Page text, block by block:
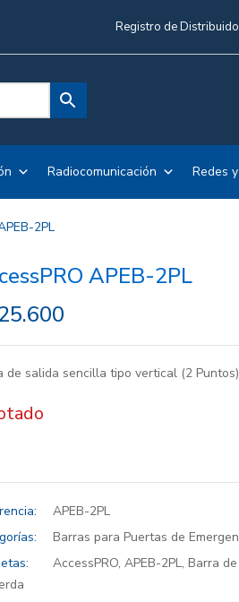
Registro de
Radiocomunicación Redes
2PL
APEB-2PL
de salida sencilla tipo vertical (2
APEB-2PL
Barras para Puertas de
AccessPRO,APEB-2PL,Barra